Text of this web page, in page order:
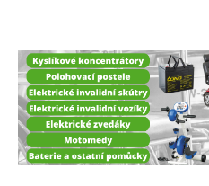
u
j
e
m
e